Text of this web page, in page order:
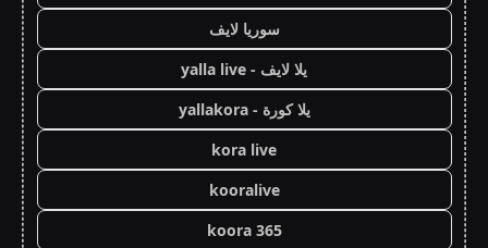
سوريا لايف
يلا لايف - yalla live
يلا كورة - yallakora
kora live
kooralive
koora 365